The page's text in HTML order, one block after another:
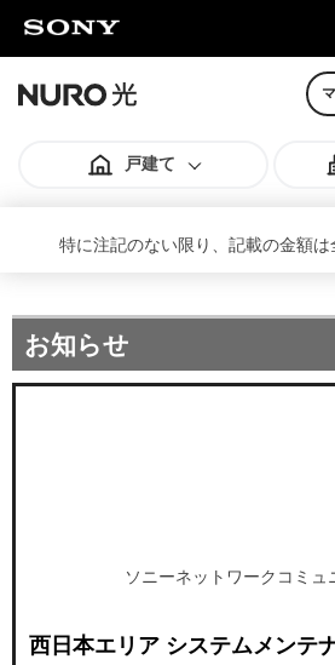
戸建て
オプション
オプション
特に注記のない限り、記載の金額は
お知らせ
ソニーネットワークコミ
西日本エリア システムメンテ